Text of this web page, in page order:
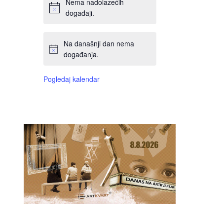
Nema nadolazećih
događaji.
Na današnji dan nema
događanja.
Pogledaj kalendar